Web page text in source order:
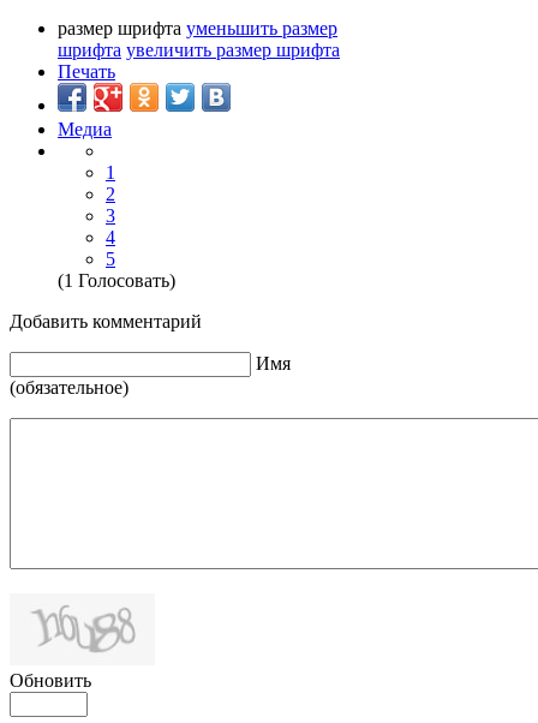
размер шрифта уменьшить размер
шрифта увеличить размер шрифта
Печать
Медиа
1
2
3
4
5
(1 Голосовать)
Добавить комментарий
Имя
(обязательное)
Обновить